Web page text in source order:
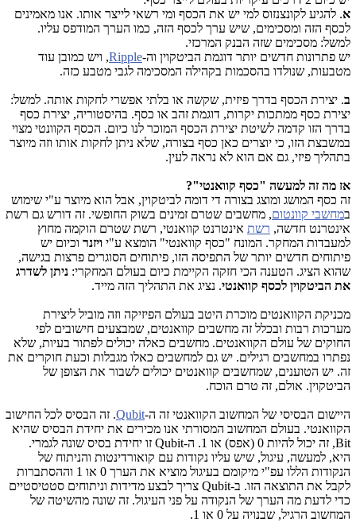
א. להגיע לקונצנזוס למי יש את הכסף ומי רשאי לייצר אותו. אנו מאמינים
לכסף הזה ומסכימים, שיש ערך לכסף הזה, כמו הערך המודפס עליו.
למשל: מסכימים שזה הבנק המרכזי.
יש פתרונות חדשים יותר דוגמת הביטקוין וה-Ripple, ויש כמובן עוד
מטבעות, שנולדו בהסכמות בקהילה המסכימה לגבי מטבע כזה.
ב. יצירת הכסף בדרך פיזית, שקשה או בלתי אפשרי לחקות אותה. למשל:
יצירת כסף ממתכות יקרות, דוגמת זהב או כסף. בהיסטוריה, יצירת כסף
בדרך הזו קדמה לשיטת יצירת הכסף המוכר לנו כיום. הכסף הקוונטי מצוי
במשבצת הזו, כי יוצרים כאן כסף בצורה, שלא ניתן לחקות אותו וזה מיוצר
בתהליך פיזי, גם אם הוא לא נראה לעין.
אז מה זה למעשה "כסף קוואנטי"?
זה כסף המושג ומוצג בצורה די דומה לביטקוין, אבל הוא מיוצר ע"י שימוש
במחשבי קוונטום, מחשבים שטרם זמינים בשוק החופשי. זה דורש גם רשת
אינטרנט חדשה, רשת אינטרנט קוואנטי, רשת שטרם הוקמה מחוץ
למעבדות המחקר. המונח "כסף קוואנטי" הומצא ע"י ויזנר וכיום יש
פיתוחים חדשים יותר של התפיסה הזו, פיתוחים הסוגרים פרצות בגישה,
שהוא הציג. הטענה הכי חזקה הקיימת כיום בעולם המחקרי: ניתן לשדרג
את הביטקוין לכסף קוואנטי. נציג את התהליך הזה מייד.
מכניקת הקוואנטים מוכרת היטב בעולם הפיזיקה וזה מוביל ליצירת
מערכות רבות ובכלל זה מחשבים קוואנטים, שמבצעים חישובים לפי
החוקים של עולם הקוואנטים. מחשבים כאלה יכולים לפתור בעיות, שלא
נפתרו במחשבים רגילים. יש גם למחשבים כאלו מגבלות וכעת חוקרים את
זה. יש הטוענים, שמחשבים קוואנטים יכולים לשבור את הצופן של
הביטקוין. אולם, זה טרם הוכח.
היישום הבסיסי של המחשוב הקוואנטי זה ה-Qubit. זה הבסיס לכל החישוב
הקוואנטי. בעולם המחשוב המסורתי אנו מכירים את יחידת הבסיס שהיא
Bit, זה יכול להיות 0 (אפס) או 1. ה-Qubit זו יחידת בסיס שונה לגמרי.
היא, למעשה, עיגול, שיש עליו נקודות עם קואורדינטות והניתוח של
הנקודות הללו עפ"י מיקומם בעיגול מוציא את הערך 0 או 1 וההסתברות
לקבל את התוצאה הזו. ב-Qubit צריך לבצע מדידות וניתוחים סטטיסטיים
כדי לדעת מה הערך של הנקודה על פני העיגול. זה שונה מהשיטה של
המחשוב הרגיל, שבנויה על 0 או 1.